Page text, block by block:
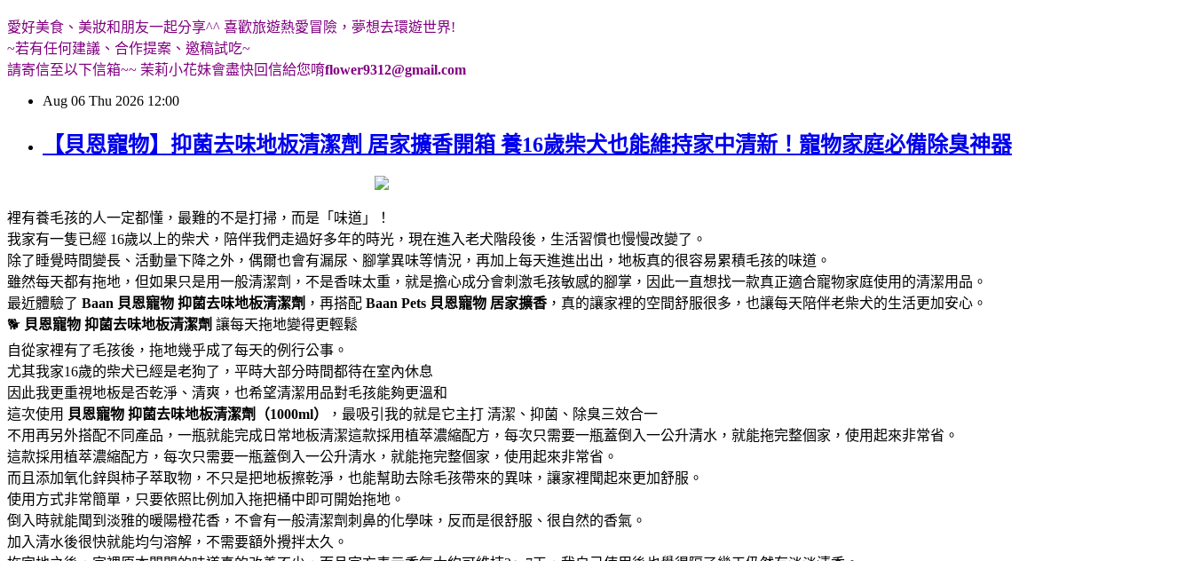
愛好美食、美妝和朋友一起分享^^ 喜歡旅遊熱愛冒險，夢想去環遊世界!
~若有任何建議、合作提案、邀稿試吃~
請寄信至以下信箱~~ 茉莉小花妹會盡快回信給您唷flower9312@gmail.com
Aug 06 Thu 2026 12:00
【貝恩寵物】抑菌去味地板清潔劑 居家擴香開箱 養16歲柴犬也能維持家中清新！寵物家庭必備除臭神器
裡有養毛孩的人一定都懂，最難的不是打掃，而是「味道」！
我家有一隻已經 16歲以上的柴犬，陪伴我們走過好多年的時光，現在進入老犬階段後，生活習慣也慢慢改變了。
除了睡覺時間變長、活動量下降之外，偶爾也會有漏尿、腳掌異味等情況，再加上每天進進出出，地板真的很容易累積毛孩的味道。
雖然每天都有拖地，但如果只是用一般清潔劑，不是香味太重，就是擔心成分會刺激毛孩敏感的腳掌，因此一直想找一款真正適合寵物家庭使用的清潔用品。
最近體驗了 Baan 貝恩寵物 抑菌去味地板清潔劑 ，再搭配 Baan Pets 貝恩寵物 居家擴香 ，真的讓家裡的空間舒服很多，也讓每天陪伴老柴犬的生活更加安心。
🐕 貝恩寵物 抑菌去味地板清潔劑 讓每天拖地變得更輕鬆
自從家裡有了毛孩後，拖地幾乎成了每天的例行公事。
尤其我家16歲的柴犬已經是老狗了，平時大部分時間都待在室內休息
因此我更重視地板是否乾淨、清爽，也希望清潔用品對毛孩能夠更溫和
這次使用 貝恩寵物 抑菌去味地板清潔劑（1000ml）
，最吸引我的就是它主打 清潔、抑菌、除臭三效合一
不用再另外搭配不同產品，一瓶就能完成日常地板清潔這款採用植萃濃縮配方，每次只需要一瓶蓋倒入一公升清水，就能拖完整個家，使用起來非常省。
這款採用植萃濃縮配方，每次只需要一瓶蓋倒入一公升清水，就能拖完整個家，使用起來非常省。
而且添加氧化鋅與柿子萃取物，不只是把地板擦乾淨，也能幫助去除毛孩帶來的異味，讓家裡聞起來更加舒服。
使用方式非常簡單，只要依照比例加入拖把桶中即可開始拖地。
倒入時就能聞到淡雅的暖陽橙花香，不會有一般清潔劑刺鼻的化學味，反而是很舒服、很自然的香氣。
加入清水後很快就能均勻溶解，不需要額外攪拌太久。